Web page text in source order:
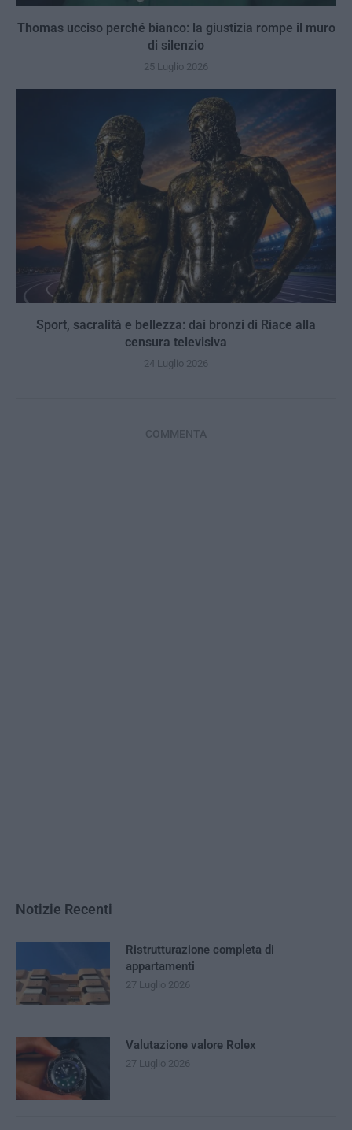
Thomas ucciso perché bianco: la giustizia rompe il muro
di silenzio
25 Luglio 2026
Sport, sacralità e bellezza: dai bronzi di Riace alla
censura televisiva
24 Luglio 2026
COMMENTA
Notizie Recenti
Ristrutturazione completa di
appartamenti
27 Luglio 2026
Valutazione valore Rolex
27 Luglio 2026